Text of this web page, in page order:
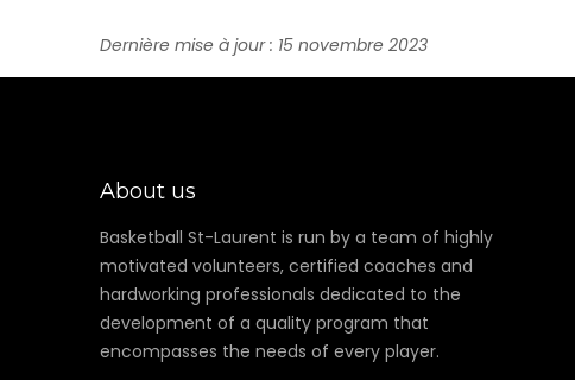
Dernière mise à jour : 15 novembre 2023
About us
Basketball St-Laurent is run by a team of highly
motivated volunteers, certified coaches and
hardworking professionals dedicated to the
development of a quality program that
encompasses the needs of every player.